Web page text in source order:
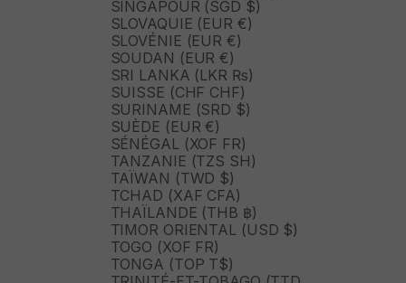
SINGAPOUR (SGD $)
SLOVAQUIE (EUR €)
SLOVÉNIE (EUR €)
SOUDAN (EUR €)
SRI LANKA (LKR ₨)
SUISSE (CHF CHF)
SURINAME (SRD $)
SUÈDE (EUR €)
SÉNÉGAL (XOF FR)
TANZANIE (TZS SH)
TAÏWAN (TWD $)
TCHAD (XAF CFA)
THAÏLANDE (THB ฿)
TIMOR ORIENTAL (USD $)
TOGO (XOF FR)
TONGA (TOP T$)